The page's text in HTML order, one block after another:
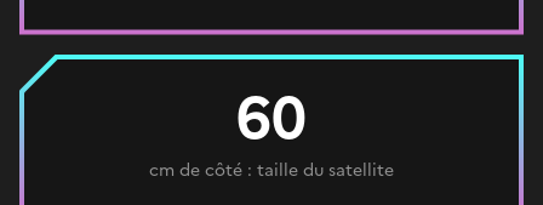
60
cm de côté : taille du satellite